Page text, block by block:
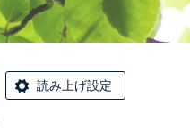
読み上げ設定